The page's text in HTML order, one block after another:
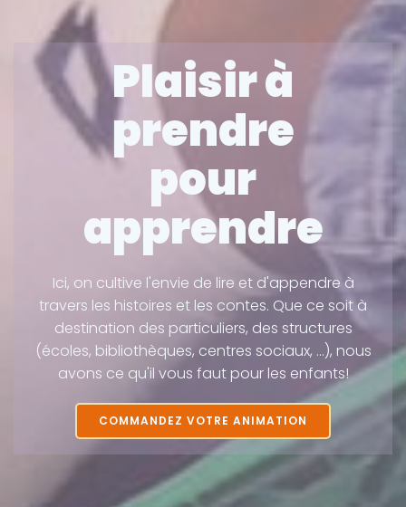
Plaisir à
prendre
pour
apprendre
Ici, on cultive l'envie de lire et d'appendre à
travers les histoires et les contes. Que ce soit à
destination des particuliers, des structures
(écoles, bibliothèques, centres sociaux, ...), nous
avons ce qu'il vous faut pour les enfants!
COMMANDEZ VOTRE ANIMATION